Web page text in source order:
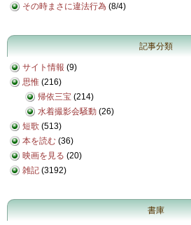
その時まさに違法行為 (8/4)
記事分類
サイト情報 (9)
思惟 (216)
帰依三宝 (214)
水着撮影会騒動 (26)
短歌 (513)
本を読む (36)
映画を見る (20)
雑記 (3192)
書庫